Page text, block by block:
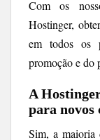
Com os
Hostinger,
em todos os
promoção e do
A
para novos
Sim, a maioria